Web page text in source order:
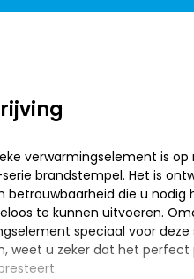
verwarmingselement is
brandstempel. Het is
betrouwbaarheid die u nodig
te kunnen uitvoeren.
speciaal voor deze
weet u zeker dat het perfect